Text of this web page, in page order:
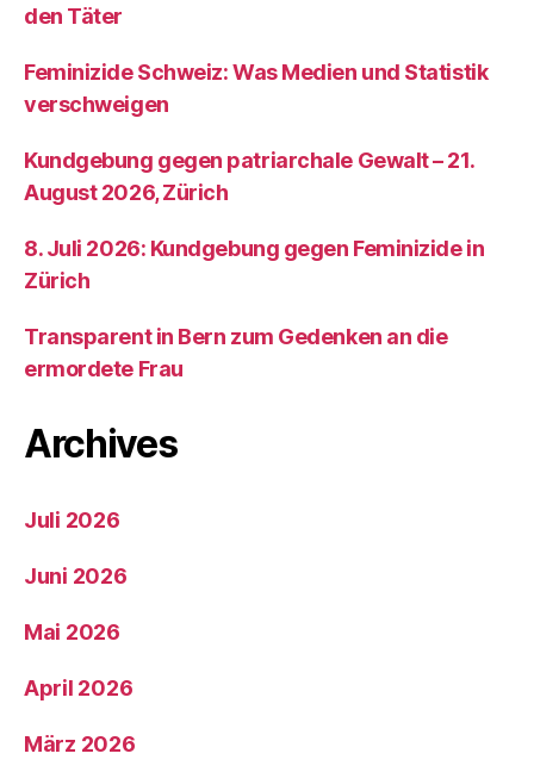
den Täter
Feminizide Schweiz: Was Medien und Statistik
verschweigen
Kundgebung gegen patriarchale Gewalt – 21.
August 2026, Zürich
8. Juli 2026: Kundgebung gegen Feminizide in
Zürich
Transparent in Bern zum Gedenken an die
ermordete Frau
Archives
Juli 2026
Juni 2026
Mai 2026
April 2026
März 2026